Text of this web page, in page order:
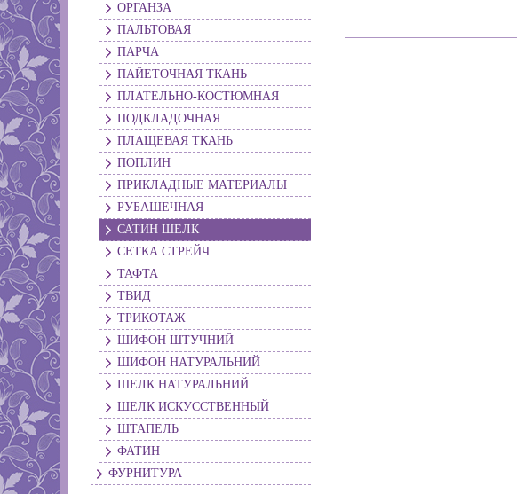
ОРГАНЗА
ПАЛЬТОВАЯ
ПАРЧА
ПАЙЕТОЧНАЯ ТКАНЬ
ПЛАТЕЛЬНО-КОСТЮМНАЯ
ПОДКЛАДОЧНАЯ
ПЛАЩЕВАЯ ТКАНЬ
ПОПЛИН
ПРИКЛАДНЫЕ МАТЕРИАЛЫ
РУБАШЕЧНАЯ
САТИН ШЕЛК
СЕТКА СТРЕЙЧ
ТАФТА
ТВИД
ТРИКОТАЖ
ШИФОН ШТУЧНИЙ
ШИФОН НАТУРАЛЬНИЙ
ШЕЛК НАТУРАЛЬНИЙ
ШЕЛК ИСКУССТВЕННЫЙ
ШТАПЕЛЬ
ФАТИН
ФУРНИТУРА